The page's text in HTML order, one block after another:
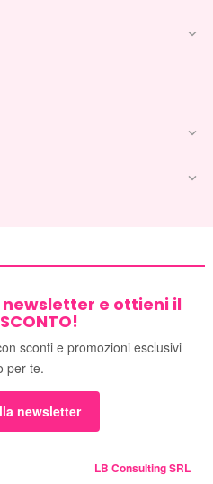



e ottieni il
sconti e promozioni esclusivi
per te.
newsletter
LB Consulting SRL